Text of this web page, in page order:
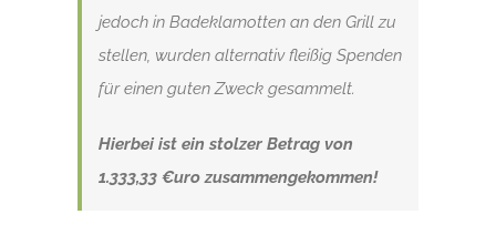
jedoch in Badeklamotten an den Grill zu
stellen, wurden alternativ fleißig Spenden
für einen guten Zweck gesammelt.
Hierbei ist ein stolzer Betrag von
1.333,33 €uro zusammengekommen!